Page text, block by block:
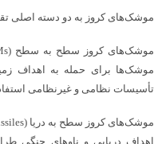
موشک‌های کروز به دو دسته اصلی
موشک‌ها برای حمله به اهداف
تأسیسات نظامی و غیرنظامی
اهداف دریایی و ناوهای جنگی